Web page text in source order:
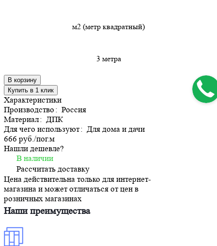
м2 (метр квадратный)
3 метра
В корзину
Купить в 1 клик
Характеристики
Производство: Россия
Материал: ДПК
Для чего используют: Для дома и дачи
666 руб./пог.м
Нашли дешевле?
В наличии
Рассчитать доставку
Цена действительна только для интернет-
магазина и может отличаться от цен в
розничных магазинах
Наши преимущества